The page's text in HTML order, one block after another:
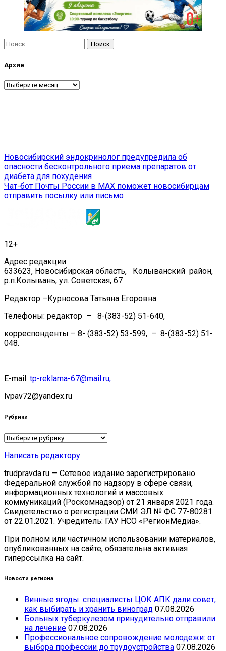
Найти:
Архив
Архив
Навигация
по
записям
Новосибирский эндокринолог предупредила об
опасности бесконтрольного приема препаратов от
диабета для похудения
Чат-бот Почты России в MAX поможет новосибирцам
отправить посылку или письмо
12+
Адрес редакции:
633623, Новосибирская область, Колыванский район,
р.п.Колывань, ул. Советская, 67
Редактор –Курносова Татьяна Егоровна.
Телефоны: редактор – 8-(383-52) 51-640,
корреспонденты – 8- (383-52) 53-599, – 8-(383-52) 51-
048.
E-mail: tp-reklama-67@mail.ru;
lvpav72@yandex.ru
Рубрики
Рубрики
Написать редактору
trudpravda.ru — Сетевое издание зарегистрировано
Федеральной службой по надзору в сфере связи,
информационных технологий и массовых
коммуникаций (Роскомнадзор) от 21 января 2021 года.
Свидетельство о регистрации СМИ ЭЛ № ФС 77-80281
от 22.01.2021. Учредитель: ГАУ НСО «РегионМедиа».
При полном или частичном использовании материалов,
опубликованных на сайте, обязательна активная
гиперссылка на сайт.
Новости региона
Винные ягоды: специалисты ЦОК АПК дали совет,
как выбирать и хранить виноград 07.08.2026
Больных туберкулезом принудительно отправили
на лечение 07.08.2026
Профессиональное сопровождение молодежи: от
выбора профессии до трудоустройства 07.08.2026